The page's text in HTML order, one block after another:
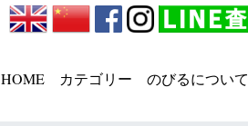
HOME カテゴリー のびるについて